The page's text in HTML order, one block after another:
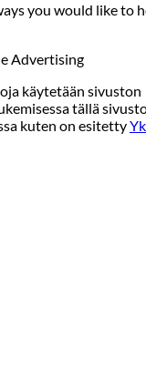
you would like to
Advertising
käytetään sivuston
tällä
kuten on esitetty